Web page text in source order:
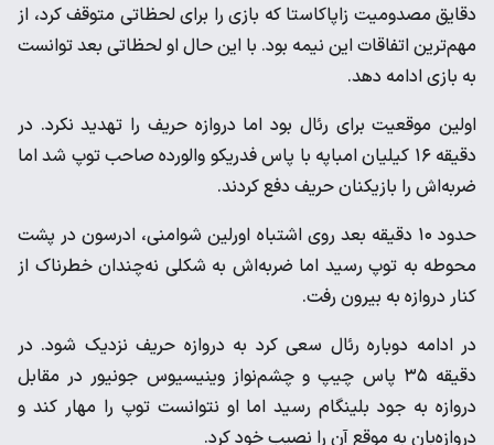
دقایق مصدومیت زاپاکاستا که بازی را برای لحظاتی متوقف کرد، از
مهم‌ترین اتفاقات این نیمه بود. با این حال او لحظاتی بعد توانست
به بازی ادامه دهد.
اولین موقعیت برای رئال بود اما دروازه حریف را تهدید نکرد‌. در
دقیقه ۱۶ کیلیان امباپه با پاس فدریکو والورده صاحب توپ شد اما
ضربه‌اش را بازیکنان حریف دفع کردند.
حدود ۱۰ دقیقه بعد روی اشتباه اورلین شوامنی، ادرسون در پشت
محوطه به توپ رسید اما ضربه‌اش به شکلی نه‌چندان خطرناک از
کنار دروازه به بیرون رفت.
در ادامه دوباره رئال سعی کرد به دروازه حریف نزدیک شود. در
دقیقه ۳۵ پاس چیپ و چشم‌نواز وینیسیوس جونیور در مقابل
دروازه به جود بلینگام رسید اما او نتوانست توپ را مهار کند و
دروازه‌بان به موقع آن را نصیب خود کرد.